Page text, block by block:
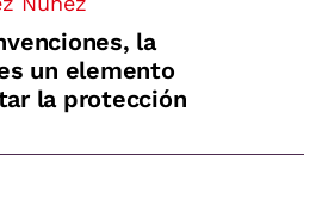
la
un elemento
la protección